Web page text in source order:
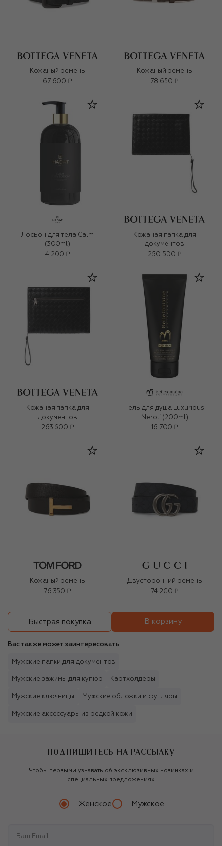
Кожаный ремень
67 600 ₽
Кожаный ремень
78 650 ₽
Лосьон для тела Calm
(300ml)
4 200 ₽
Кожаная папка для
документов
250 500 ₽
Кожаная папка для
документов
263 500 ₽
Гель для душа Luxurious
Neroli (200ml)
16 700 ₽
Кожаный ремень
76 350 ₽
Двусторонний ремень
74 200 ₽
Быстрая покупка В корзину
Вас также может заинтересовать
Мужские папки для документов
Мужские зажимы для купюр Картхолдеры
Мужские ключницы Мужские обложки и футляры
Мужские аксессуары из редкой кожи
ПОДПИШИТЕСЬ НА РАССЫЛКУ
Чтобы первыми узнавать об эксклюзивных новинках и
специальных предложениях
Женское Мужское